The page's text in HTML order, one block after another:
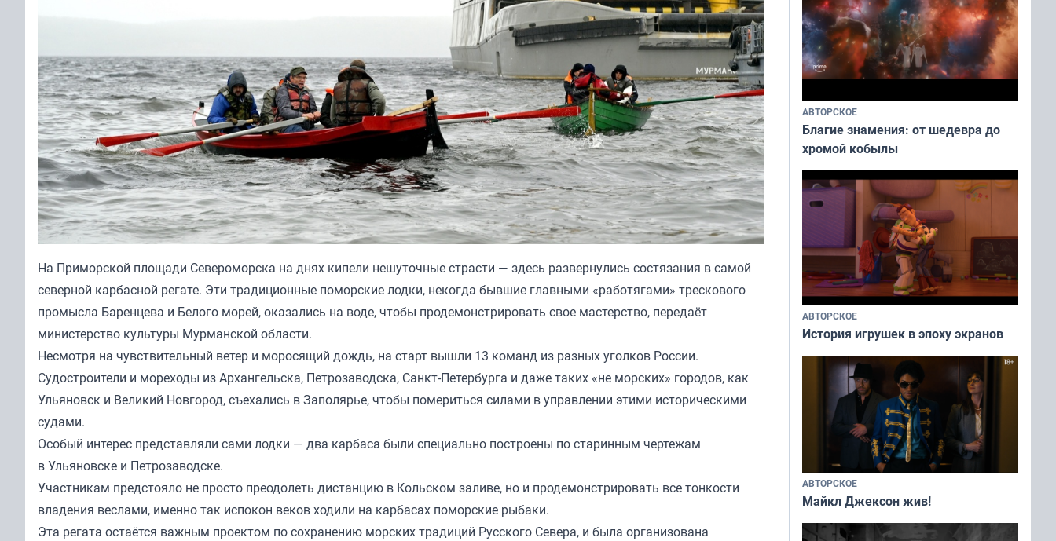
На Приморской площади Североморска на днях кипели нешуточные страсти — здесь развернулись состязания в самой
северной карбасной регате. Эти традиционные поморские лодки, некогда бывшие главными «работягами» трескового
промысла Баренцева и Белого морей, оказались на воде, чтобы продемонстрировать свое мастерство, передаёт
министерство культуры Мурманской области.
Несмотря на чувствительный ветер и моросящий дождь, на старт вышли 13 команд из разных уголков России.
Судостроители и мореходы из Архангельска, Петрозаводска, Санкт-Петербурга и даже таких «не морских» городов, как
Ульяновск и Великий Новгород, съехались в Заполярье, чтобы помериться силами в управлении этими историческими
судами.
Особый интерес представляли сами лодки — два карбаса были специально построены по старинным чертежам
в Ульяновске и Петрозаводске.
Участникам предстояло не просто преодолеть дистанцию в Кольском заливе, но и продемонстрировать все тонкости
владения веслами, именно так испокон веков ходили на карбасах поморские рыбаки.
Эта регата остаётся важным проектом по сохранению морских традиций Русского Севера, и была организована
АВТОРСКОЕ
Благие знамения: от шедевра до
хромой кобылы
АВТОРСКОЕ
История игрушек в эпоху экранов
АВТОРСКОЕ
Майкл Джексон жив!